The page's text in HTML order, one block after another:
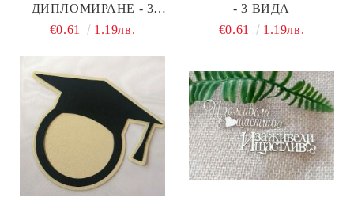
ДИПЛОМИРАНЕ - 3
ВИДА
€0.61 1.19лв.
- 3 ВИДА
€0.61
1.19лв.